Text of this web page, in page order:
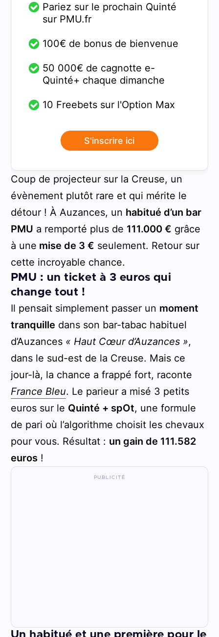
Pariez sur le prochain Quinté
sur PMU.fr
100€ de bonus de bienvenue
50 000€ de cagnotte e-
Quinté+ chaque dimanche
10 Freebets sur l'Option Max
S'inscrire ici
Coup de projecteur sur la Creuse, un
évènement plutôt rare et qui mérite le
détour ! À Auzances, un habitué d’un bar
PMU a remporté plus de 111.000 € grâce
à une mise de 3 € seulement. Retour sur
cette incroyable chance.
PMU : un ticket à 3 euros qui
change tout !
Il pensait simplement passer un moment
tranquille dans son bar-tabac habituel
d’Auzances« Haut Cœur d’Auzances »,
dans le sud-est de la Creuse. Mais ce
jour-là, la chance a frappé fort, raconte
France Bleu. Le parieur a misé 3 petits
euros sur le Quinté + spOt, une formule
de pari où l’algorithme choisit les chevaux
pour vous. Résultat : un gain de 111.582
euros!
Un habitué et une première pour le